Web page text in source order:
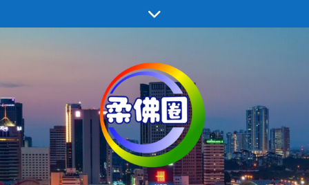
至